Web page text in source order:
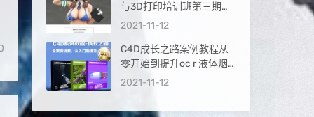
与3D打印培训班第三期
【画质高清】
2021-11-12
C4D成长之路案例教程从
零开始到提升oc r 液体烟
雾 MG动画自习室 高清画
2021-11-12